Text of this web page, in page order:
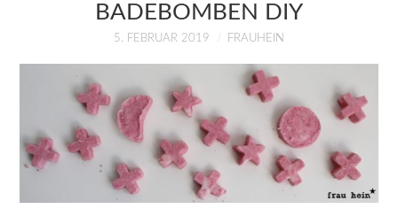
BADEBOMBEN DIY
5. FEBRUAR 2019 FRAUHEIN